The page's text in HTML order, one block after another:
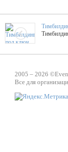
ТОПовые
ShowTex
2005 – 2026 ©
Все для